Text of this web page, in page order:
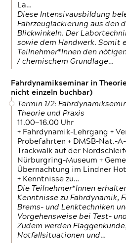
La…
Diese Intensivausbildung
Fahrzeuglackierung aus den
Blickwinkeln. Der
sowie dem Handwerk. Somit
Teilnehmer*Innen den
/ chemischem Grundlage…
Fahrdynamikseminar in
nicht einzeln buchbar)
Termin 1/2:
Theorie und Praxis
11.00—16.00 Uhr
+ Fahrdynamik-Lehrgang +
Probefahrten + DMSB-Nat.-
Trackwalk auf der
Nürburgring-Museum +
Übernachtung im Lindner
+ Kenntnisse zu…
Die Teilnehmer*Innen
Kenntnisse zu Fahrdynamik,
Brems- und Lenktechniken
Vorgehensweise bei Test-
Zudem werden
Notfallsituationen und…